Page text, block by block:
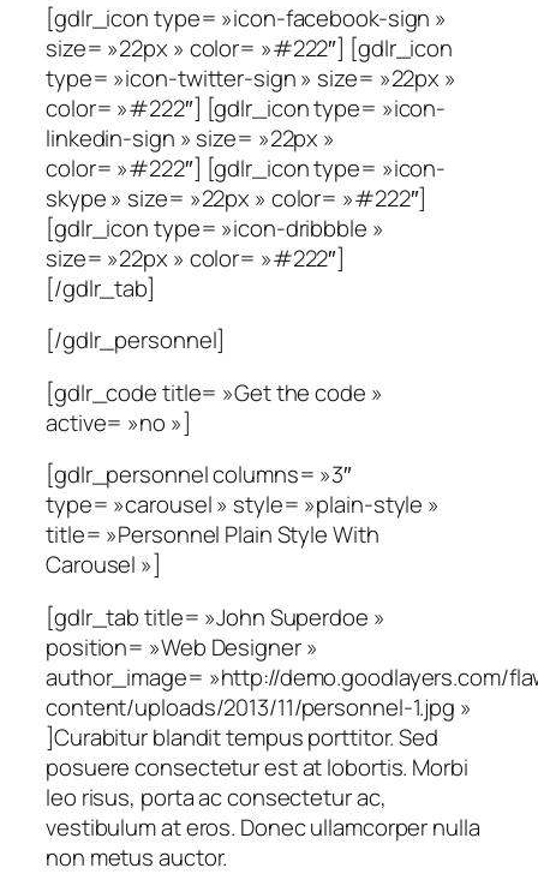
[gdlr_icon type= »icon-facebook-sign »
size= »22px » color= »#222″] [gdlr_icon
type= »icon-twitter-sign » size= »22px »
color= »#222″] [gdlr_icon type= »icon-
linkedin-sign » size= »22px »
color= »#222″] [gdlr_icon type= »icon-
skype » size= »22px » color= »#222″]
[gdlr_icon type= »icon-dribbble »
size= »22px » color= »#222″]
[/gdlr_tab]
[/gdlr_personnel]
[gdlr_code title= »Get the code »
active= »no »]
[gdlr_personnel columns= »3″
type= »carousel » style= »plain-style »
title= »Personnel Plain Style With
Carousel »]
[gdlr_tab title= »John Superdoe »
position= »Web Designer »
author_image= »http://demo.goodlayers.com/
content/uploads/2013/11/personnel-1.jpg »
]Curabitur blandit tempus porttitor. Sed
posuere consectetur est at lobortis. Morbi
leo risus, porta ac consectetur ac,
vestibulum at eros. Donec ullamcorper nulla
non metus auctor.